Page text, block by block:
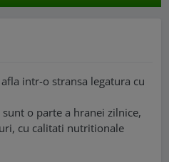
intr-o stransa legatura cu
o parte a hranei zilnice,
cu calitati nutritionale